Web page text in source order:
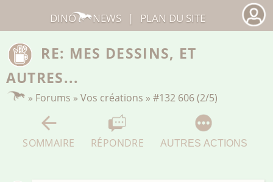
RE: MES DESSINS, ET
AUTRES...
» Forums »Vos créations »#132 606 (2/5)
SOMMAIRE RÉPONDRE AUTRES ACTIONS
DINO NEWS | PLAN DU SITE